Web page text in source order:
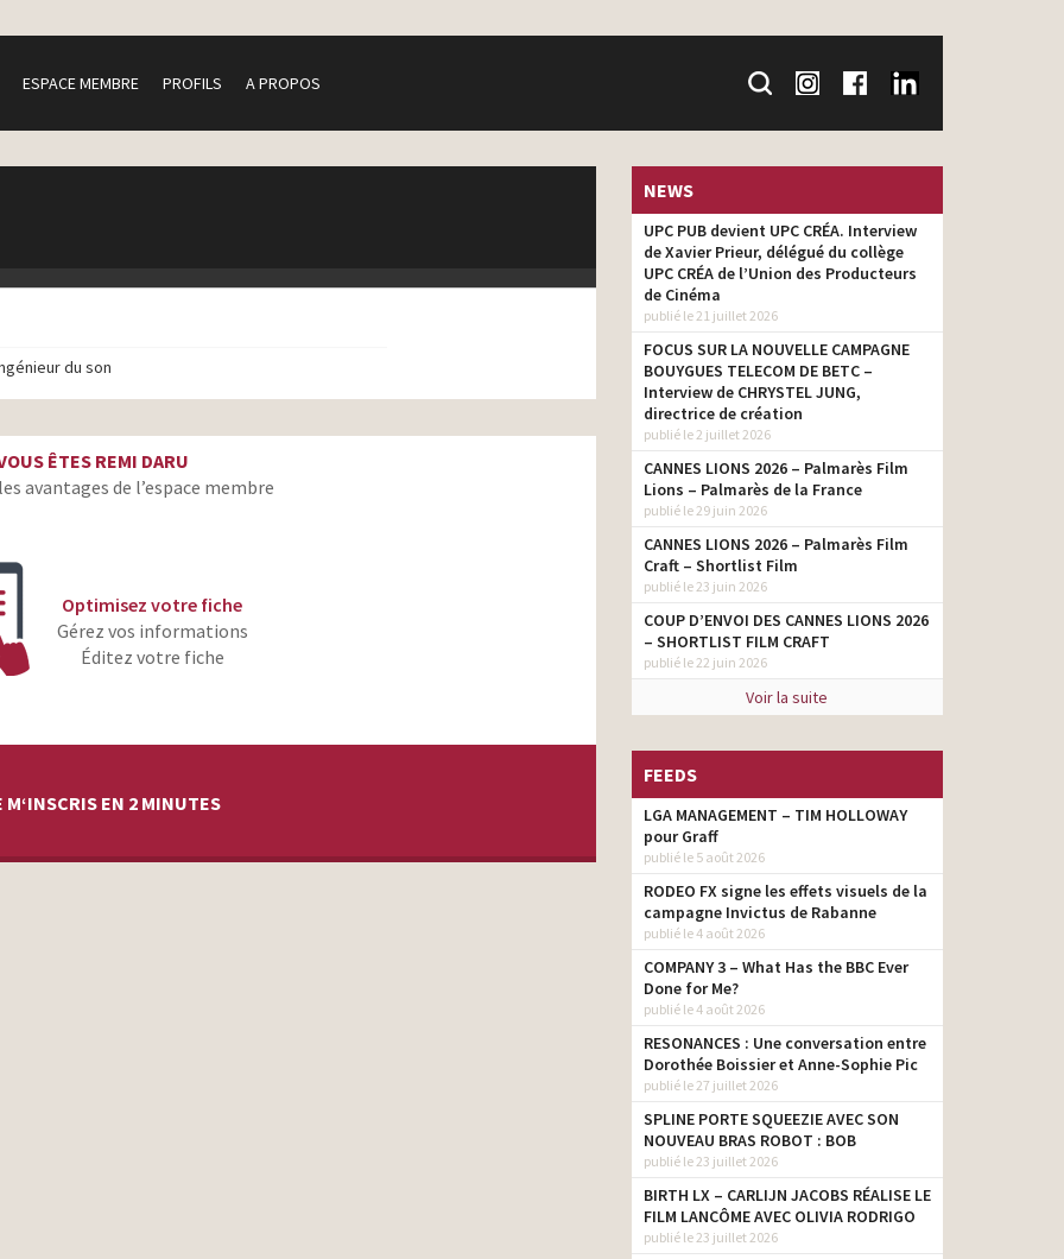
ESPACE MEMBRE PROFILS A PROPOS
du son
ÊTES REMI DARU
avantages de l’espace membre
Optimisez votre fiche
Gérez vos informations
Éditez votre fiche
EN 2 MINUTES
NEWS
UPC PUB devient UPC CRÉA. Interview
de Xavier Prieur, délégué du collège
UPC CRÉA de l’Union des Producteurs
de Cinéma
publié le 21 juillet 2026
FOCUS SUR LA NOUVELLE CAMPAGNE
BOUYGUES TELECOM DE BETC –
Interview de CHRYSTEL JUNG,
directrice de création
publié le 2 juillet 2026
CANNES LIONS 2026 – Palmarès Film
Lions – Palmarès de la France
publié le 29 juin 2026
CANNES LIONS 2026 – Palmarès Film
Craft – Shortlist Film
publié le 23 juin 2026
COUP D’ENVOI DES CANNES LIONS 2026
– SHORTLIST FILM CRAFT
publié le 22 juin 2026
Voir la suite
FEEDS
LGA MANAGEMENT – TIM HOLLOWAY
pour Graff
publié le 5 août 2026
RODEO FX signe les effets visuels de la
campagne Invictus de Rabanne
publié le 4 août 2026
COMPANY 3 – What Has the BBC Ever
Done for Me?
publié le 4 août 2026
RESONANCES : Une conversation entre
Dorothée Boissier et Anne-Sophie Pic
publié le 27 juillet 2026
SPLINE PORTE SQUEEZIE AVEC SON
NOUVEAU BRAS ROBOT : BOB
publié le 23 juillet 2026
BIRTH LX – CARLIJN JACOBS RÉALISE LE
FILM LANCÔME AVEC OLIVIA RODRIGO
publié le 23 juillet 2026